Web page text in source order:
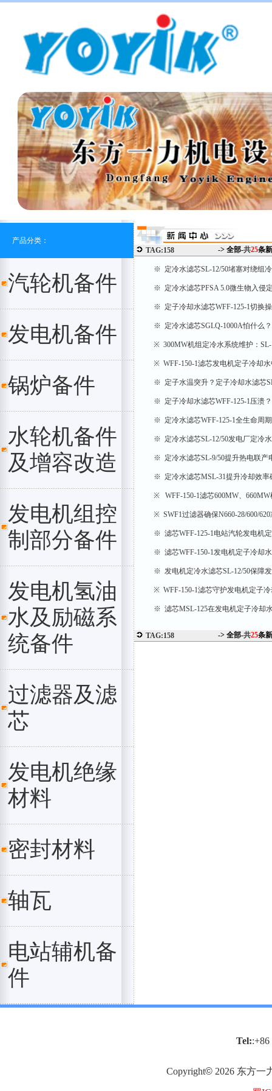
产品分类：
汽轮机备件
发电机备件
锅炉备件
水轮机备件
及增容改造
发电机组控
制部分备件
发电机氢油
水及励磁系
统备件
过滤器及滤
芯
发电机绝缘
材料
密封材料
轴瓦
电站辅机备
件
TAG:158 -> 全部-共25条
※ 定冷水滤芯SL-12/50堵塞对绕组
※ 定冷水滤芯PFSA 5.0微生物入侵
※ 定子冷却水滤芯WFF-125-1切换
※ 定冷水滤芯SGLQ-1000A怕什么
※ 300MW机组定冷水系统维护：
※ WFF-150-1滤芯发电机定子冷却
※ 定子水温突升？定子冷却水滤芯
※ 定子冷却水滤芯WFF-125-1压溃
※ 定冷水滤芯WFF-125-1全生命周
※ 定冷水滤芯SL-12/50发电厂定冷
※ 定冷水滤芯SL-9/50提升热电联产
※ 定冷水滤芯MSL-31提升冷却效率
※ WFF-150-1滤芯600MW、
※ SWF1过滤器确保N660-28/600/
※ 滤芯WFF-125-1电站汽轮发电机
※ 滤芯WFF-150-1发电机定子冷却
※ 发电机定冷水滤芯SL-12/50保障
※ WFF-150-1滤芯守护发电机定子
※ 滤芯MSL-125在发电机定子冷却
TAG:158 -> 全部-共25条
Tel::+86
Copyright© 2026 东方一